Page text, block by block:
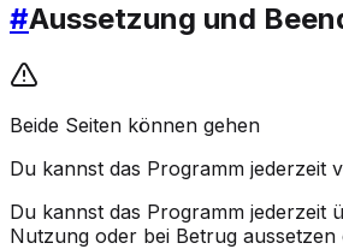
#Aussetzung und
Beide Seiten können gehen
Du kannst das Programm jederzeit
Du kannst das Programm jederzeit
Nutzung oder bei Betrug aussetzen